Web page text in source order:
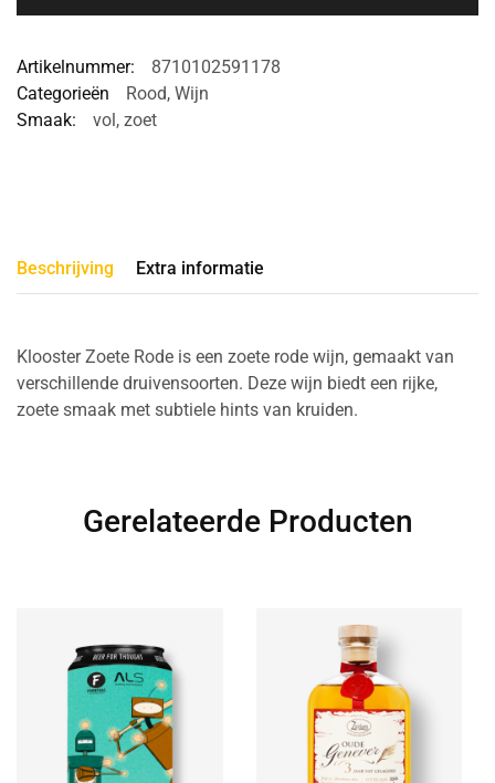
Artikelnummer:
8710102591178
Categorieën
Rood, Wijn
Smaak:
vol , zoet
Beschrijving Extra informatie
Klooster Zoete Rode is een zoete rode wijn, gemaakt van
verschillende druivensoorten. Deze wijn biedt een rijke,
zoete smaak met subtiele hints van kruiden.
Gerelateerde Producten